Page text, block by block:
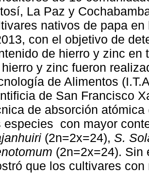
La Paz y
nativos de papa en
con el objetivo de
de hierro y zinc
y zinc fueron
de Alimentos
de San Francisco
de absorción
especies con mayor
(2n=2x=24), S.
(2n=2x=24). Sin
que los cultivares